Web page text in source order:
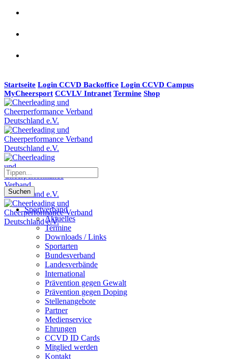
Startseite Login CCVD Backoffice Login CCVD Campus
MyCheersport CCVLV Intranet Termine Shop
Suchen
Sportverband
Aktuelles
Termine
Downloads / Links
Sportarten
Bundesverband
Landesverbände
International
Prävention gegen Gewalt
Prävention gegen Doping
Stellenangebote
Partner
Medienservice
Ehrungen
CCVD ID Cards
Mitglied werden
Kontakt